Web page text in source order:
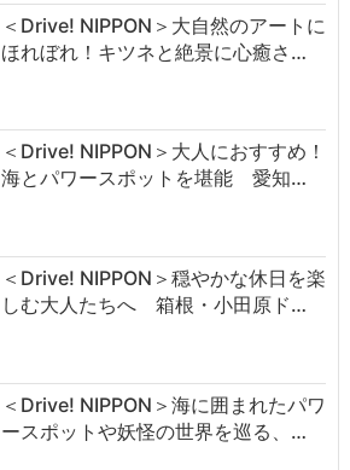
＜Drive! NIPPON＞大自然のアートに
ほれぼれ！キツネと絶景に心癒さ…
＜Drive! NIPPON＞大人におすすめ！
海とパワースポットを堪能 愛知…
＜Drive! NIPPON＞穏やかな休日を楽
しむ大人たちへ 箱根・小田原ド…
＜Drive! NIPPON＞海に囲まれたパワ
ースポットや妖怪の世界を巡る、…